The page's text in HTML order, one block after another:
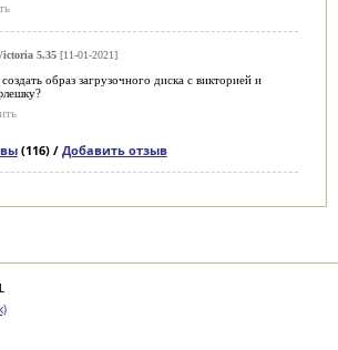
5.35[11-01-2021]
образ загрузочного диска с викторией и
(116) / Добавить отзыв